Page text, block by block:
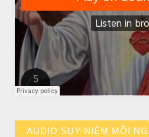
AUDIO SUY NIỆM MỖI
CHUYỆN Ý NGHĨA
Chuyen Y Nghia: Thien Chua